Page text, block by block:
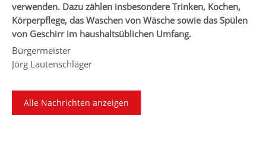
verwenden. Dazu zählen insbesondere Trinken, Kochen,
Körperpflege, das Waschen von Wäsche sowie das Spülen
von Geschirr im haushaltsüblichen Umfang.
Bürgermeister
Jörg Lautenschläger
Alle Nachrichten anzeigen